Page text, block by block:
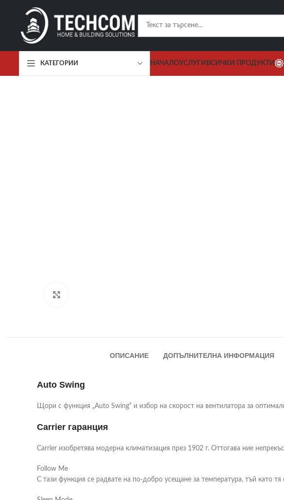
КАТЕГОРИИ НАЧАЛОУСЛУГИ ВСИЧКИ ПРОДУКТИ
ОПИСАНИЕ ДОПЪЛНИТЕЛНА ИНФОРМАЦИЯ
Auto Swing
Щори с функция „Auto Swing“ и избор на скорост на вентилатора за
Carrier гаранция
Carrier изобретява модерна климатизация през 1902 г. Оттогава ние
Follow Me
С тази функция се радвате на по-добро усещане за температура, тъй като